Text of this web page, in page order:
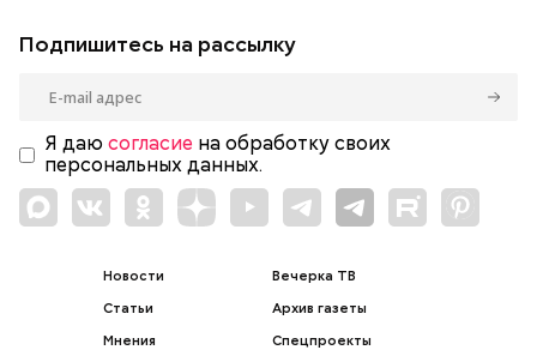
Подпишитесь на рассылку
Я даю согласие на обработку своих
персональных данных.
Новости
Статьи
Мнения
Вечерка ТВ
Архив газеты
Спецпроекты